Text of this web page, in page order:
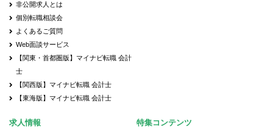
非公開求人とは
個別転職相談会
よくあるご質問
Web面談サービス
【関東・首都圏版】マイナビ転職 会計
士
【関西版】マイナビ転職 会計士
【東海版】マイナビ転職 会計士
求人情報 特集コンテンツ